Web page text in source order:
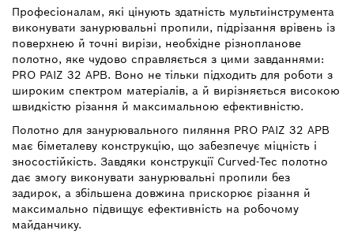
Професіоналам, які цінують здатність мультиінструмента
виконувати занурювальні пропили, підрізання врівень із
поверхнею й точні вирізи, необхідне різнопланове
полотно, яке чудово справляється з цими завданнями:
PRO PAIZ 32 APB. Воно не тільки підходить для роботи з
широким спектром матеріалів, а й вирізняється високою
швидкістю різання й максимальною ефективністю.
Полотно для занурювального пиляння PRO PAIZ 32 APB
має біметалеву конструкцію, що забезпечує міцність і
зносостійкість. Завдяки конструкції Curved-Tec полотно
дає змогу виконувати занурювальні пропили без
задирок, а збільшена довжина прискорює різання й
максимально підвищує ефективність на робочому
майданчику.